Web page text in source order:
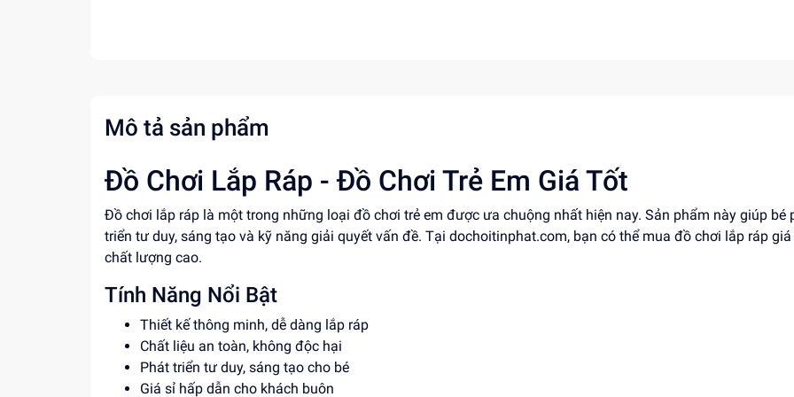
Mô tả sản phẩm
Đồ Chơi Lắp Ráp - Đồ Chơi Trẻ Em Giá Tốt
Đồ chơi lắp ráp là một trong những loại đồ chơi trẻ em được ưa chuộng nhất hiện nay. Sản phẩm này giúp bé
triển tư duy, sáng tạo và kỹ năng giải quyết vấn đề. Tại dochoitinphat.com, bạn có thể mua đồ chơi lắp ráp giá
chất lượng cao.
Tính Năng Nổi Bật
Thiết kế thông minh, dễ dàng lắp ráp
Chất liệu an toàn, không độc hại
Phát triển tư duy, sáng tạo cho bé
Giá sỉ hấp dẫn cho khách buôn